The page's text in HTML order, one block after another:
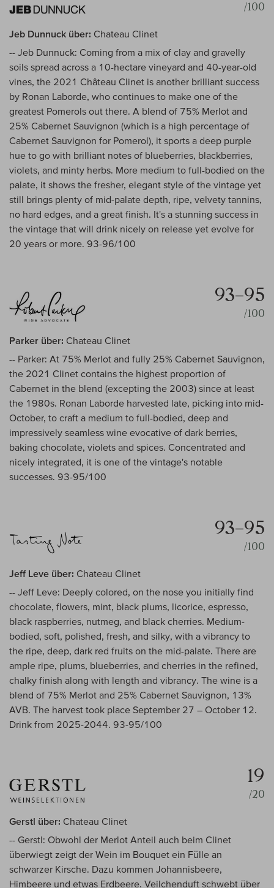
/100
Jeb Dunnuck über: Chateau Clinet
-- Jeb Dunnuck: Coming from a mix of clay and gravelly
soils spread across a 10-hectare vineyard and 40-year-old
vines, the 2021 Château Clinet is another brilliant success
by Ronan Laborde, who continues to make one of the
greatest Pomerols out there. A blend of 75% Merlot and
25% Cabernet Sauvignon (which is a high percentage of
Cabernet Sauvignon for Pomerol), it sports a deep purple
hue to go with brilliant notes of blueberries, blackberries,
violets, and minty herbs. More medium to full-bodied on the
palate, it shows the fresher, elegant style of the vintage yet
still brings plenty of mid-palate depth, ripe, velvety tannins,
no hard edges, and a great finish. It's a stunning success in
the vintage that will drink nicely on release yet evolve for
20 years or more. 93-96/100
93–95
/100
Parker über: Chateau Clinet
-- Parker: At 75% Merlot and fully 25% Cabernet Sauvignon,
the 2021 Clinet contains the highest proportion of
Cabernet in the blend (excepting the 2003) since at least
the 1980s. Ronan Laborde harvested late, picking into mid-
October, to craft a medium to full-bodied, deep and
impressively seamless wine evocative of dark berries,
baking chocolate, violets and spices. Concentrated and
nicely integrated, it is one of the vintage's notable
successes. 93-95/100
93–95
/100
Jeff Leve über: Chateau Clinet
-- Jeff Leve: Deeply colored, on the nose you initially find
chocolate, flowers, mint, black plums, licorice, espresso,
black raspberries, nutmeg, and black cherries. Medium-
bodied, soft, polished, fresh, and silky, with a vibrancy to
the ripe, deep, dark red fruits on the mid-palate. There are
ample ripe, plums, blueberries, and cherries in the refined,
chalky finish along with length and vibrancy. The wine is a
blend of 75% Merlot and 25% Cabernet Sauvignon, 13%
AVB. The harvest took place September 27 – October 12.
Drink from 2025-2044. 93-95/100
19
/20
Gerstl über: Chateau Clinet
-- Gerstl: Obwohl der Merlot Anteil auch beim Clinet
überwiegt zeigt der Wein im Bouquet ein Fülle an
schwarzer Kirsche. Dazu kommen Johannisbeere,
Himbeere und etwas Erdbeere. Veilchenduft schwebt über